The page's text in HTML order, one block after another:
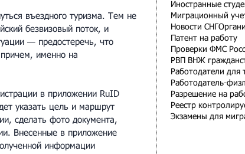
въездного туризма. Тем не
безвизовый поток, и
— предостеречь, что
именно на
в приложении RuID
указать цель и маршрут
сделать фото документа,
Внесенные в приложение
информации
Иностранные
Миграционный
Новости СНГ
Патент на работу
Проверки ФМС
РВП ВНЖ
Работодатель-
Разрешение на
Реестр
Экзамены для